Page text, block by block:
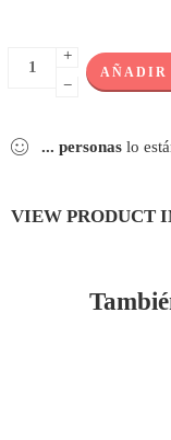
+
−
AÑADIR
... personas lo
VIEW PRODUCT